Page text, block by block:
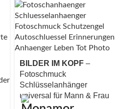
BILDER IM KOPF –
Fotoschmuck
Schlüsselanhänger
universal für Mann & Frau